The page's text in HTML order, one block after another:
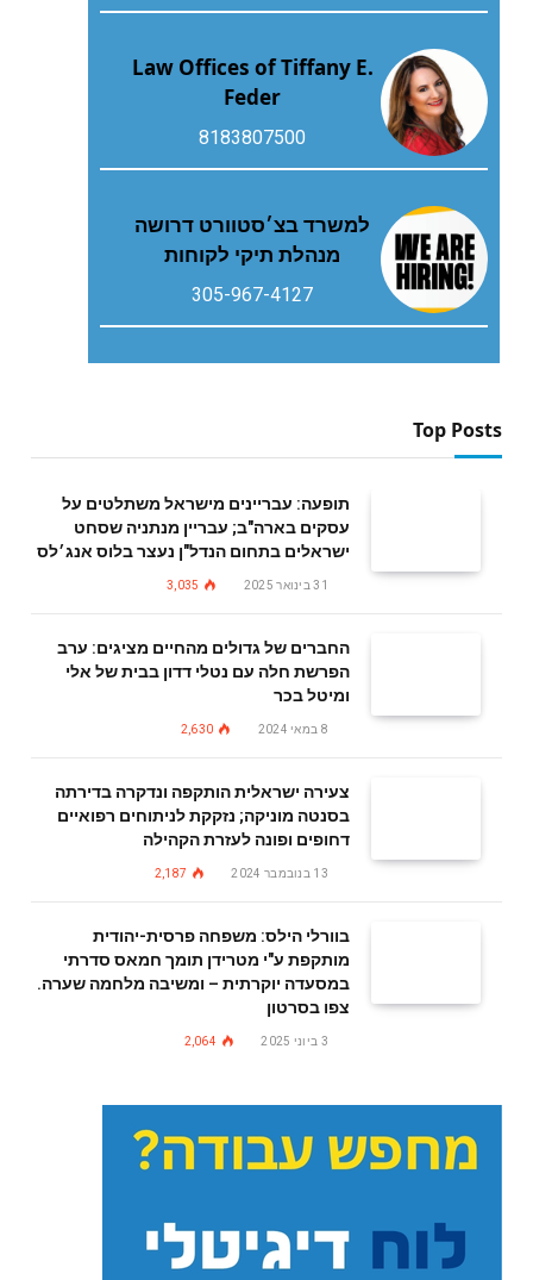
Law Offices of Tiffany E.
Feder
8183807500
למשרד בצ׳סטוורט דרושה
מנהלת תיקי לקוחות
305-967-4127
Top Posts
תופעה: עבריינים מישראל משתלטים על
עסקים בארה"ב; עבריין מנתניה שסחט
ישראלים בתחום הנדל"ן נעצר בלוס אנג׳לס
31 בינואר 2025 3,035
החברים של גדולים מהחיים מציגים: ערב
הפרשת חלה עם נטלי דדון בבית של אלי
ומיטל בכר
8 במאי 2024 2,630
צעירה ישראלית הותקפה ונדקרה בדירתה
בסנטה מוניקה; נזקקת לניתוחים רפואיים
דחופים ופונה לעזרת הקהילה
13 בנובמבר 2024 2,187
בוורלי הילס: משפחה פרסית-יהודית
מותקפת ע"י מטרידן תומך חמאס סדרתי
במסעדה יוקרתית – ומשיבה מלחמה שערה.
צפו בסרטון
3 ביוני 2025 2,064